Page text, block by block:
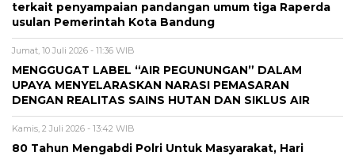
terkait penyampaian pandangan umum tiga Raperda
usulan Pemerintah Kota Bandung
Jumat, 10 Juli 2026 - 11:36 WIB
MENGGUGAT LABEL “AIR PEGUNUNGAN” DALAM
UPAYA MENYELARASKAN NARASI PEMASARAN
DENGAN REALITAS SAINS HUTAN DAN SIKLUS AIR
Kamis, 2 Juli 2026 - 13:42 WIB
80 Tahun Mengabdi Polri Untuk Masyarakat, Hari